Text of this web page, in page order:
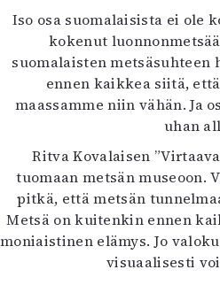
Iso osa suomalaisista ei ole
kokenut
suomalaisten metsäsuhteen
ennen kaikkea siitä,
maassamme niin vähän. Ja
uhan
Ritva Kovalaisen
tuomaan metsän museoon.
pitkä, että metsän
Metsä on kuitenkin ennen
moniaistinen elämys. Jo
visuaalisesti